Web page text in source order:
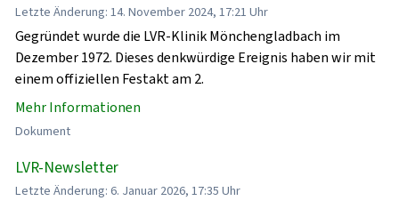
Letzte Änderung: 14. November 2024, 17:21 Uhr
Gegründet wurde die LVR-Klinik Mönchengladbach im
Dezember 1972. Dieses denkwürdige Ereignis haben wir mit
einem offiziellen Festakt am 2.
Mehr Informationen
Dokument
LVR-Newsletter
Letzte Änderung: 6. Januar 2026, 17:35 Uhr